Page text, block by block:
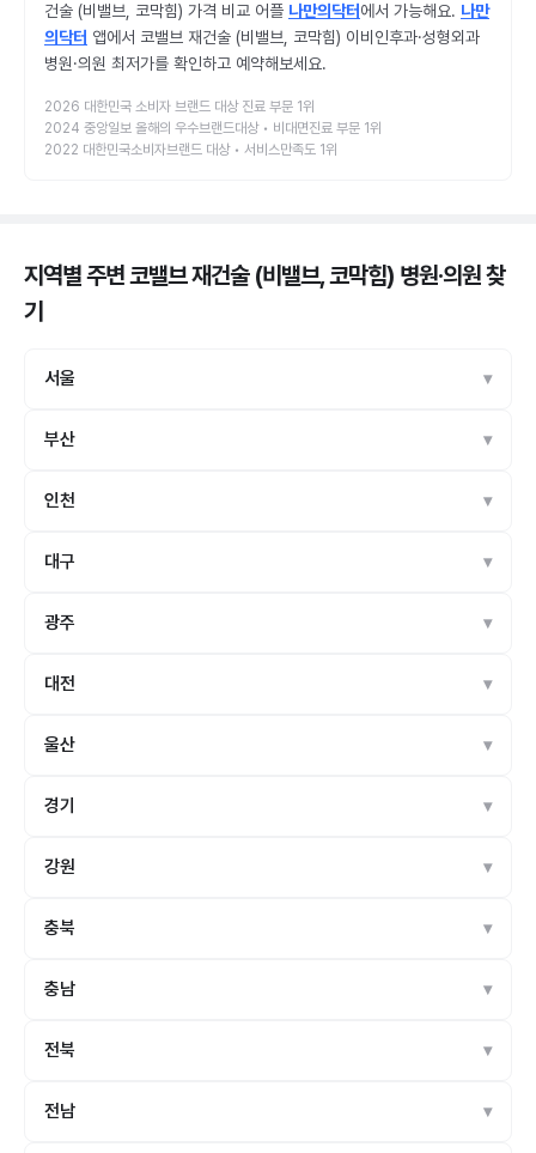
건술 (비밸브, 코막힘) 가격 비교 어플 나만의닥터에서 가능해요. 나만
의닥터 앱에서 코밸브 재건술 (비밸브, 코막힘) 이비인후과·성형외과
병원·의원 최저가를 확인하고 예약해보세요.
2026 대한민국 소비자 브랜드 대상 진료 부문 1위
2024 중앙일보 올해의 우수브랜드대상 • 비대면진료 부문 1위
2022 대한민국소비자브랜드 대상 • 서비스만족도 1위
지역별 주변 코밸브 재건술 (비밸브, 코막힘) 병원·의원찾
기
서울
부산
인천
대구
광주
대전
울산
경기
강원
충북
충남
전북
전남